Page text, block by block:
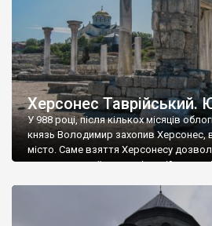
Херсонес
У 988 році, після кількох місяців
князь Володимир захопив Херсонес,
місто. Саме взяття Херсонесу
диктувати свої умови візантійському
Херсонесі Володимир-язичник, став
А потім було Хрещення Русі. На